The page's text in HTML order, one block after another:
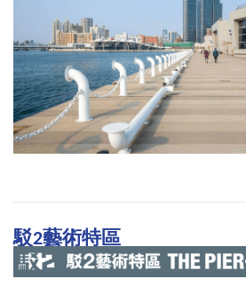
駁2藝術特區